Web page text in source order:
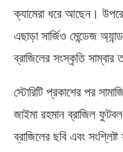
ক্যামেরা ধরে আছেন।
এছাড়া সার্জিও মেন্ডেজ
ব্রাজিলের সংস্কৃতি সাম্বার
স্টোরিটি প্রকাশের পর
জাইমা রহমান ব্রাজিল
ব্রাজিলের ছবি এবং